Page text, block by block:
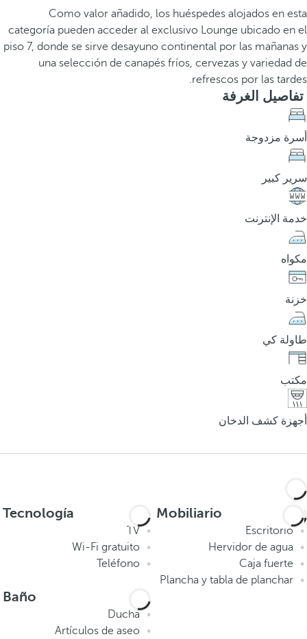
Como valor añadido, los huéspedes alojados en esta
categoría pueden acceder al exclusivo Lounge ubicado en el
piso 7, donde se sirve desayuno continental por las mañanas y
una selección de canapés fríos, cervezas y variedad de
refrescos por las tardes.
تفاصيل الغرفة
أسرة مزدوجة
سرير كبير
خدمة الإنترنت
مكواه
خزنة
طاولة كي
مكتب
أجهزة كشف الدخان
Tecnología
TV
Wi-Fi gratuito
Teléfono
Mobiliario
Escritorio
Hervidor de agua
Caja fuerte
Plancha y tabla de planchar
Baño
Ducha
Artículos de aseo